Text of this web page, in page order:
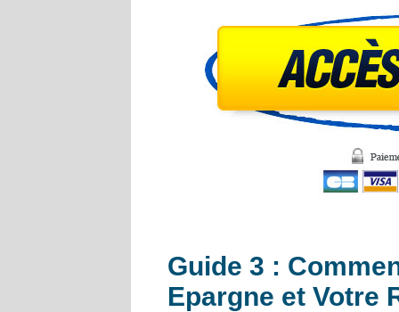
Guide 3 :
Epargne et Votre